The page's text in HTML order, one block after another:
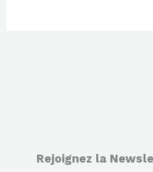
Rejoignez la